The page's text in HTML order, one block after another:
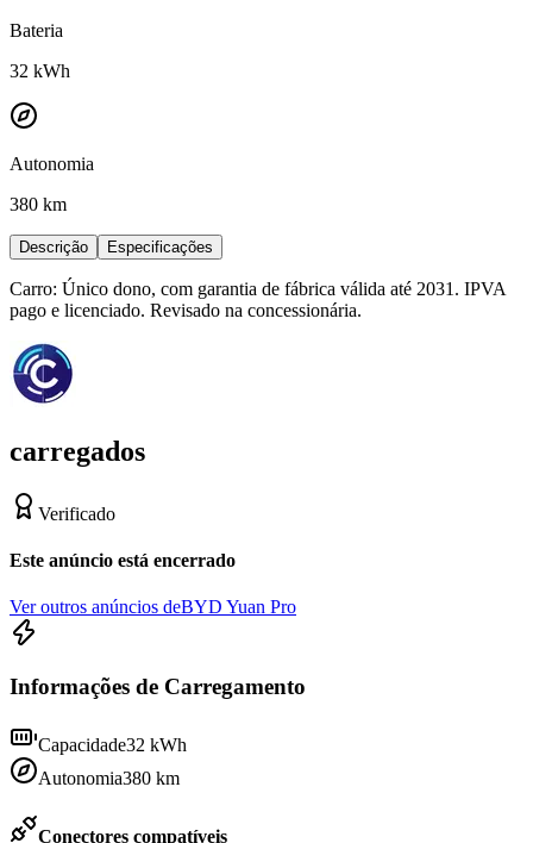
Bateria
32 kWh
Autonomia
380 km
Descrição Especificações
Carro: Único dono, com garantia de fábrica válida até 2031. IPVA
pago e licenciado. Revisado na concessionária.
carregados
Verificado
Este anúncio está encerrado
Ver outros anúncios deBYD Yuan Pro
Informações de Carregamento
Capacidade32 kWh
Autonomia380 km
Conectores compatíveis